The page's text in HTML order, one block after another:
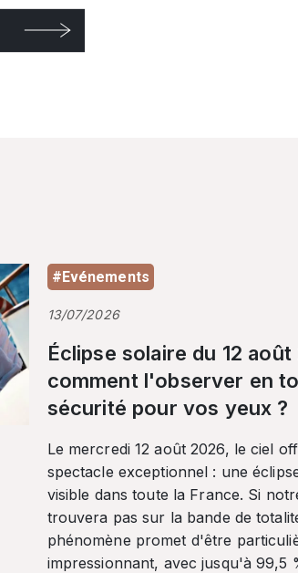
#Evénements
13/07/2026
Éclipse solaire du 12 août
comment l'observer en
sécurité pour vos yeux ?
Le mercredi 12 août 2026, le ciel
spectacle exceptionnel : une
visible dans toute la France. Si
trouvera pas sur la bande de
phénomène promet d'être
impressionnant, avec jusqu'à 99,5